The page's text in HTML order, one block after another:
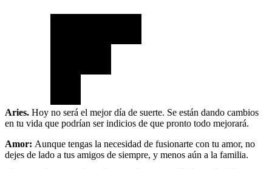
Aries. Hoy no será el mejor día de suerte. Se están dando cambios
en tu vida que podrían ser indicios de que pronto todo mejorará.
Amor: Aunque tengas la necesidad de fusionarte con tu amor, no
dejes de lado a tus amigos de siempre, y menos aún a la familia.